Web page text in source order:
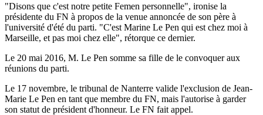
"Disons que c'est notre petite Femen personnelle", ironise la
présidente du FN à propos de la venue annoncée de son père à
l'université d'été du parti. "C'est Marine Le Pen qui est chez moi à
Marseille, et pas moi chez elle", rétorque ce dernier.
Le 20 mai 2016, M. Le Pen somme sa fille de le convoquer aux
réunions du parti.
Le 17 novembre, le tribunal de Nanterre valide l'exclusion de Jean-
Marie Le Pen en tant que membre du FN, mais l'autorise à garder
son statut de président d'honneur. Le FN fait appel.